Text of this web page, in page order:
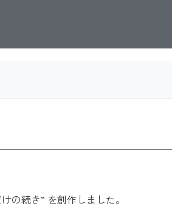
の続き” を創作しました。